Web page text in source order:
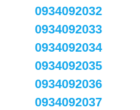
0934092032
0934092033
0934092034
0934092035
0934092036
0934092037